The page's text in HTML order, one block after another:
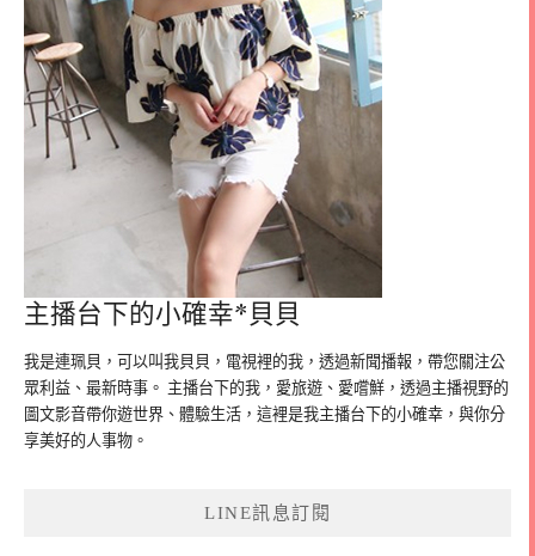
主播台下的小確幸*貝貝
我是連珮貝，可以叫我貝貝，電視裡的我，透過新聞播報，帶您關注公
眾利益、最新時事。 主播台下的我，愛旅遊、愛嚐鮮，透過主播視野的
圖文影音帶你遊世界、體驗生活，這裡是我主播台下的小確幸，與你分
享美好的人事物。
LINE訊息訂閱